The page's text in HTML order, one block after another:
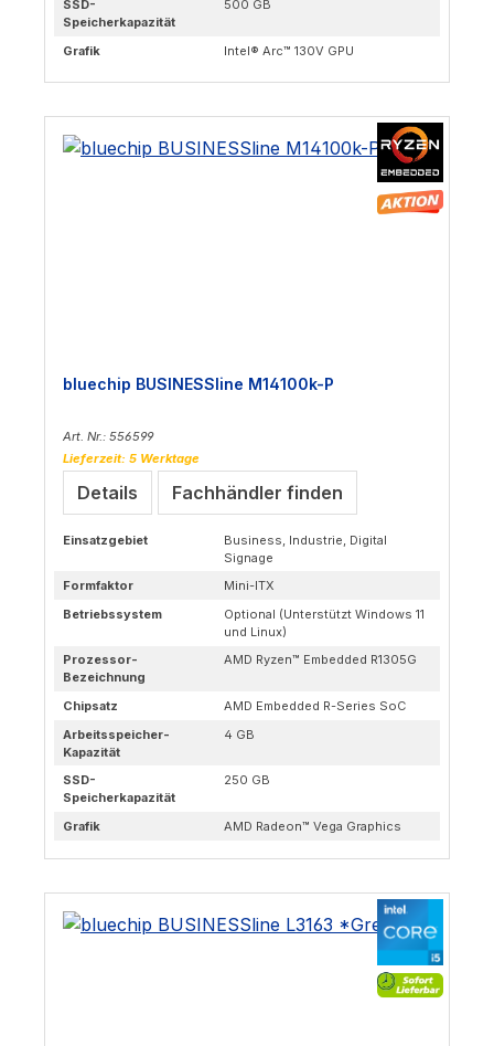
SSD-
Speicherkapazität
500 GB
Grafik Intel® Arc™ 130V GPU
bluechip BUSINESSline M14100k-P
Art. Nr.: 556599
Lieferzeit: 5 Werktage
Details Fachhändler finden
Einsatzgebiet
Business, Industrie, Digital
Signage
Formfaktor
Mini-ITX
Betriebssystem
Optional (Unterstützt Windows 11
und Linux)
Prozessor-
Bezeichnung
AMD Ryzen™ Embedded R1305G
Chipsatz
AMD Embedded R-Series SoC
Arbeitsspeicher-
Kapazität
4 GB
SSD-
Speicherkapazität
250 GB
Grafik AMD Radeon™ Vega Graphics